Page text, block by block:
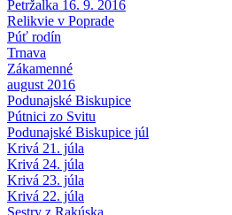
Petržalka 16. 9. 2016
Relikvie v Poprade
Púť rodín
Trnava
Zákamenné
august 2016
Podunajské Biskupice
Pútnici zo Svitu
Podunajské Biskupice júl
Krivá 21. júla
Krivá 24. júla
Krivá 23. júla
Krivá 22. júla
Sestry z Rakúska